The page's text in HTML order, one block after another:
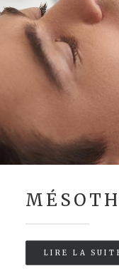
LIRE LA